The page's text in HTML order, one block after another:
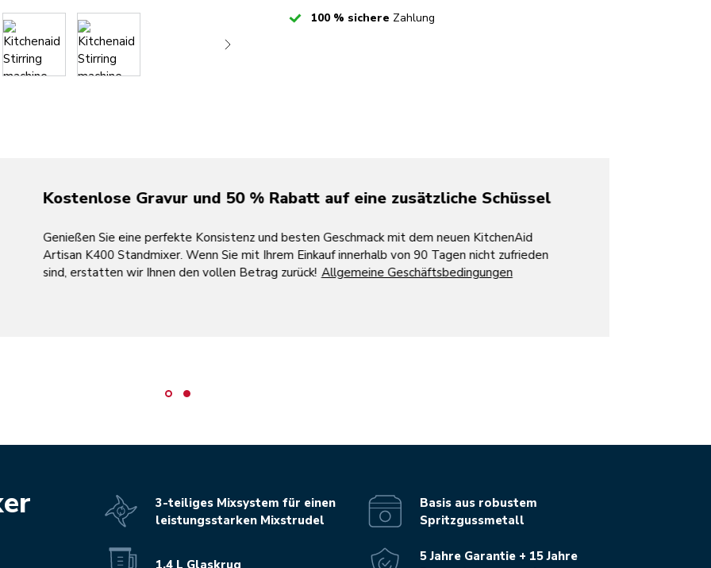
Checked100 % sichere Zahlung
Kostenlose Gravur und 50 % Rabatt auf eine zusätzliche Schüssel
Genießen Sie eine perfekte Konsistenz und besten Geschmack mit dem neuen KitchenAid
Artisan K400 Standmixer. Wenn Sie mit Ihrem Einkauf innerhalb von 90 Tagen nicht zufrieden
sind, erstatten wir Ihnen den vollen Betrag zurück!Allgemeine Geschäftsbedingungen
3-teiliges Mixsystem für einen
leistungsstarken Mixstrudel
1,4 L Glaskrug
Basis aus robustem
Spritzgussmetall
5 Jahre Garantie + 15 Jahre